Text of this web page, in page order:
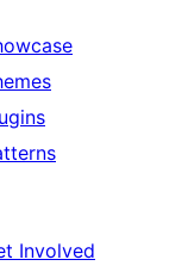
Involved